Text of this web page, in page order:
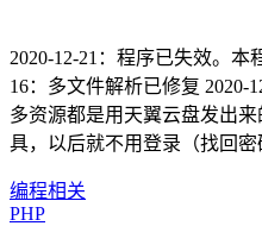
2020-12-21：程序已失效。本
16：多文件解析已修复 2020-
多资源都是用天翼云盘发出
具，以后就不用登录（找回密
编程相关
PHP